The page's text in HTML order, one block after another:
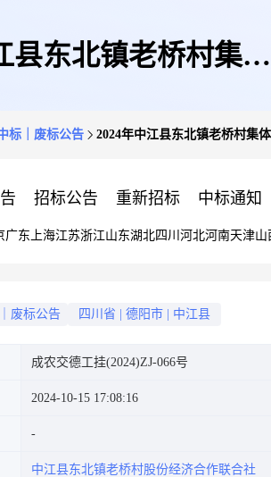
县东北镇老桥村集体
标｜废标公告 2024年中江县东北镇老桥村集
招标公告 重新招标 中标通知
广东 上海江苏浙江山东湖北四川 河北河南天津山
废标公告 四川省 德阳市 中江县
成农交德工挂(2024)ZJ-066号
2024-10-15 17:08:16
中江县东北镇老桥村股份经济合作联合社